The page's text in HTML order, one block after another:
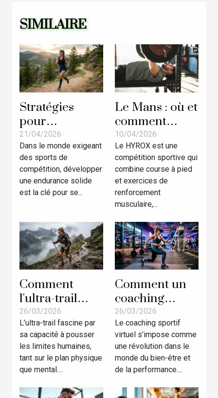
SIMILAIRE
Stratégies
pour
augmenter
l'endurance en
sports de
compétition
21/04/2026
Dans le monde exigeant
des sports de
compétition, développer
une endurance solide
est la clé pour se...
Le Mans : où et
comment
s’entraîner au
prochain
HYROX ?
10/04/2026
Le HYROX est une
compétition sportive qui
combine course à pied
et exercices de
renforcement
musculaire,...
Comment
l'ultra-trail
forge la
résilience chez
les athlètes ?
26/03/2026
L’ultra-trail fascine par
sa capacité à pousser
les limites humaines,
tant sur le plan physique
que mental....
Comment un
coaching
sportif virtuel
peut
transformer
votre routine
d'entraînement
26/03/2026
Le coaching sportif
virtuel s’impose comme
une révolution dans le
monde du bien-être et
de la performance....